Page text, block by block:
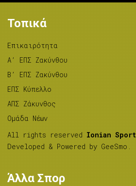
Τοπικά
Επικαιρότητα
A’ ΕΠΣ Ζακύνθου
B’ ΕΠΣ Ζακύνθου
ΕΠΣ Κύπελλο
ΑΠΣ Ζάκυνθος
Ομάδα Νέων
All rights reserved Ionian
Developed & Powered by GeeSmo .
Άλλα Σπορ